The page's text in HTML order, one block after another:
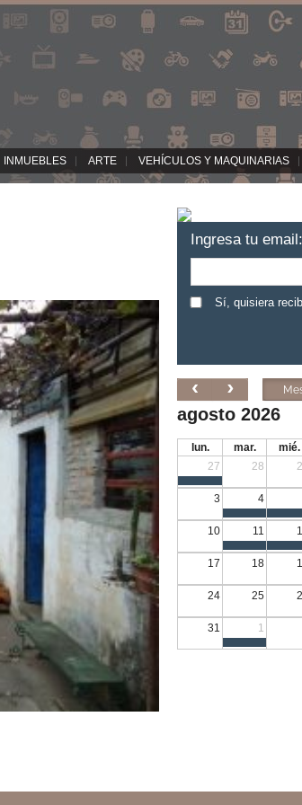
INMUEBLES ARTE VEHÍCULOS Y MAQUINARIAS
Ingresa tu email:
Sí, quisiera
agosto 2026
lun. mar. mié.
27
28
3 4
10 11
17 18
24 25
31 1